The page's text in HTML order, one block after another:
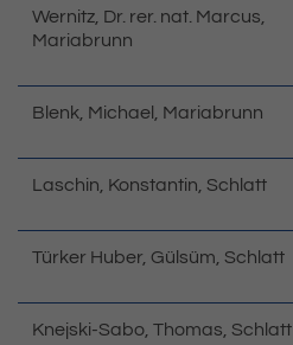
Wernitz, Dr. rer. nat. Marcus,
Mariabrunn
Blenk, Michael, Mariabrunn
Laschin, Konstantin, Schlatt
Türker Huber, Gülsüm, Schlatt
Knejski-Sabo, Thomas, Schlatt